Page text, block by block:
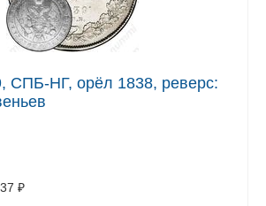
СПБ-НГ, орёл 1838, реверс:
₽